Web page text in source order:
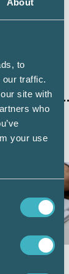
to
our traffic.
site with
who
your use